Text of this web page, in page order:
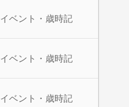
イベント・歳時記
イベント・歳時記
イベント・歳時記